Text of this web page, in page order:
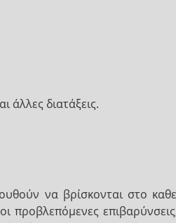
άλλες διατάξεις.
να βρίσκονται στο
προβλεπόμενες